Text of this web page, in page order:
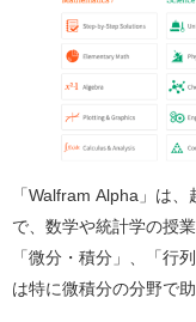
「Walfram Alpha」は
で、数学や統計学の授
「微分・積分」、「行
は特に微積分の分野で